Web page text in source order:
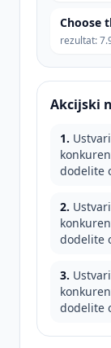
Choose
rezultat:
Akcijski
1.
dodelite
2.
dodelite
3.
dodelite